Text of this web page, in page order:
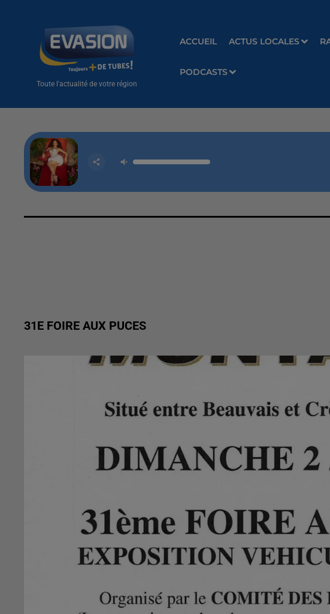
Toute l'actualité de votre région
ACCUEIL ACTUS LOCALES
PODCASTS
31E FOIRE AUX PUCES